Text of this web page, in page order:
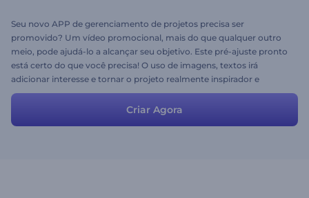
Seu novo APP de gerenciamento de projetos precisa ser
promovido? Um vídeo promocional, mais do que qualquer outro
meio, pode ajudá-lo a alcançar seu objetivo. Este pré-ajuste pronto
está certo do que você precisa! O uso de imagens, textos irá
adicionar interesse e tornar o projeto realmente inspirador e
agradável. Mude as cenas, textos, adicione música, carregue sua
mídia e seu vídeo está pronto!Criar Agora